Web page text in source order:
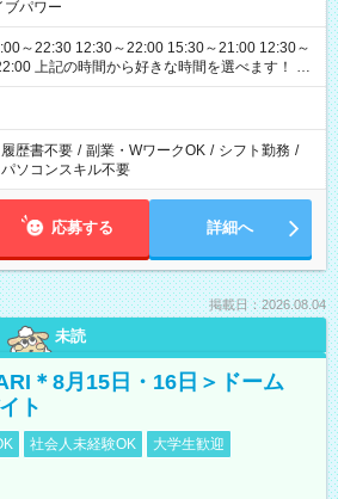
ブパワー
～22:30 12:30～22:00 15:30～21:00 12:30～
選べます！ ※
可能性があります
履歴書不要 / 副業・WワークOK / シフト勤務 /
パソコンスキル不要
応募する 詳細へ
掲載日：2026.08.04
未読
＊8月15日・16日＞ドーム
ト
社会人未経験OK
大学生歓迎